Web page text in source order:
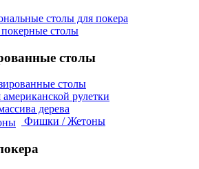
столы для покера
столы
столы
столы
рулетки
дерева
Фишки / Жетоны